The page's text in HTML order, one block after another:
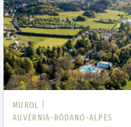
MUROL |
AUVERNIA-RÓDANO-ALPES